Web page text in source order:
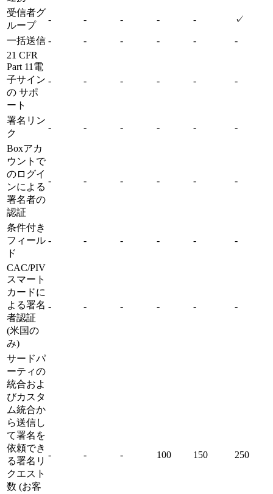
受信者グ
ループ
- - - - - ✓
一括送信 - - - - -
-
21 CFR
Part 11電
子サイン
の サポ
ート
- - - - - -
署名リン
ク
- - - - - -
Boxアカ
ウントで
のログイ
ンによる
署名者の
認証
- - - - - -
条件付き
フィール
ド
- - - - - -
CAC/PIV
スマート
カードに
よる署名
者認証
(米国の
み)
- - - - - -
サードパ
ーティの
統合およ
びカスタ
ム統合か
ら送信し
て署名を
依頼でき
る署名リ
クエスト
数 (お客
- - - 100 150 250